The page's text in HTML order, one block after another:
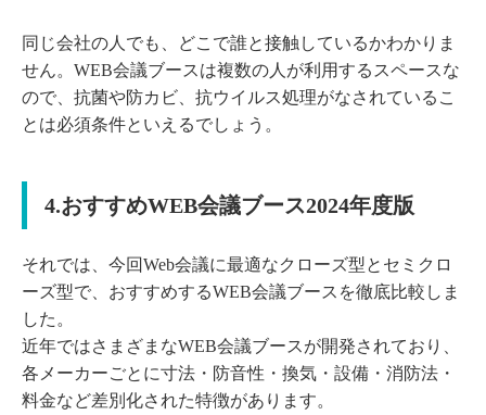
同じ会社の人でも、どこで誰と接触しているかわかりま
せん。WEB会議ブースは複数の人が利用するスペースな
ので、抗菌や防カビ、抗ウイルス処理がなされているこ
とは必須条件といえるでしょう。
4.おすすめWEB会議ブース2024年度版
それでは、今回Web会議に最適なクローズ型とセミクロ
ーズ型で、おすすめするWEB会議ブースを徹底比較しま
した。
近年ではさまざまなWEB会議ブースが開発されており、
各メーカーごとに寸法・防音性・換気・設備・消防法・
料金など差別化された特徴があります。